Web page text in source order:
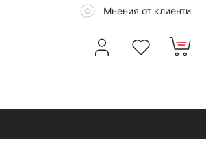
Мнения от клиенти